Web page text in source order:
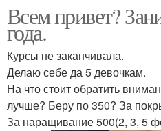
Всем привет?
года.
Курсы не заканчивала.
Делаю себе да 5 девочкам.
На что стоит обратить
лучше? Беру по 350? За
За наращивание 500(2, 3, 5